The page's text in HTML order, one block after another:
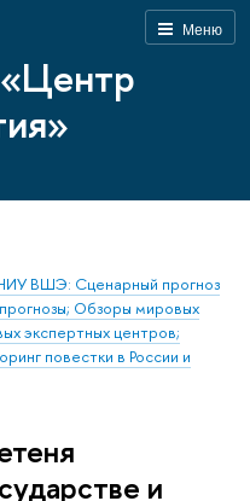
Меню
ВШЭ: Сценарный прогноз
Обзоры мировых
экспертных центров;
повестки в России и
и